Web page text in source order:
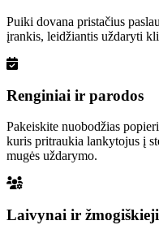
Puiki dovana pristačius
įrankis, leidžiantis uždaryti
Renginiai ir parodos
Pakeiskite nuobodžias
kuris pritraukia lankytojus į
mugės uždarymo.
Laivynai ir